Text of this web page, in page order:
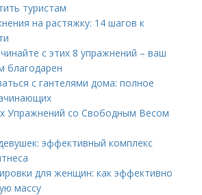
туристам
на растяжку: 14 шагов к
с этих 8 упражнений – ваш
благодарен
с гантелями дома: полное
Упражнений со Свободным Весом
эффективный комплекс
для женщин: как эффективно
массу